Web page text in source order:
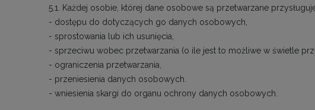
5.1. Każdej osobie, której dane osobowe są przetwarzane
- dostępu do dotyczących go danych osobowych,
- sprostowania lub ich usunięcia,
- sprzeciwu wobec przetwarzania (o ile jest to możliwe w świetle
- ograniczenia przetwarzania,
- przeniesienia danych osobowych.
- wniesienia skargi do organu ochrony danych osobowych.